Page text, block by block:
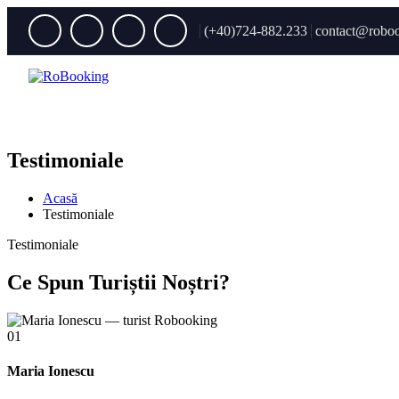
(+40)724-882.233
Testimoniale
Acasă
Testimoniale
Testimoniale
Ce Spun Turiștii Noștri?
01
Maria Ionescu